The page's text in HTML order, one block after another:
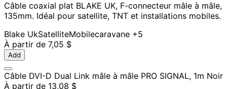
Câble coaxial plat BLAKE UK, F-connecteur mâle à mâle,
135mm. Idéal pour satellite, TNT et installations mobiles.
Blake UkSatelliteMobilecaravane +5
À partir de 7,05 $
Add
Câble DVI-D Dual Link mâle à mâle PRO SIGNAL, 1m Noir
À partir de 13,08 $